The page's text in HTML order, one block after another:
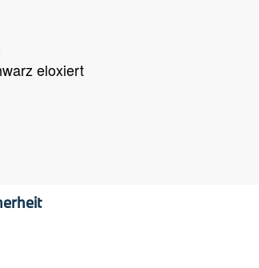
eloxiert